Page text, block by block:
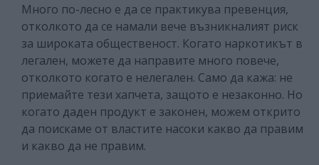
Много по-лесно е да се практикува превенция,
отколкото да се намали вече възникналият риск
за широката общественост. Когато наркотикът в
легален, можете да направите много повече,
отколкото когато е нелегален. Само да кажа: не
приемайте тези хапчета, защото е незаконно. Но
когато даден продукт е законен, можем открито
да поискаме от властите насоки какво да правим
и какво да не правим.